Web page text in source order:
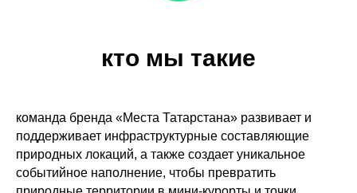
кто мы такие
команда бренда «Места Татарстана» развивает и
поддерживает инфраструктурные составляющие
природных локаций, а также создает уникальное
событийное наполнение, чтобы превратить